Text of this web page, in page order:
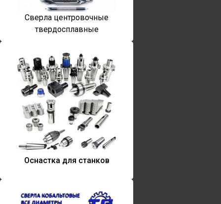
Сверла центровочные
твердосплавные
Оснастка для станков